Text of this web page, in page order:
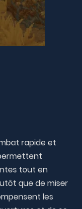
rapide et
tout en
que de miser
les